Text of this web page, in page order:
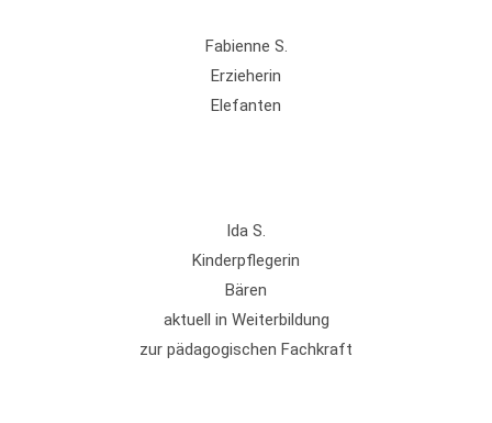
Fabienne S.
Erzieherin
Elefanten
Ida S.
Kinderpflegerin
Bären
aktuell in Weiterbildung
zur pädagogischen Fachkraft